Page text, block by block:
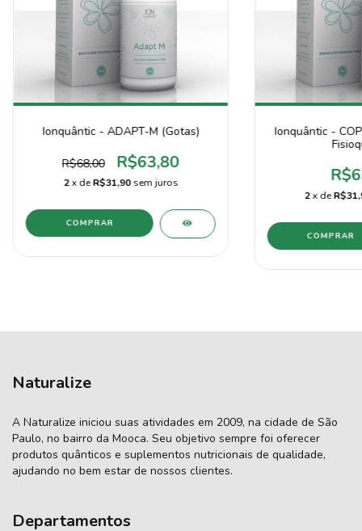
Ionquântic - ADAPT-M (Gotas)
R$68,00 R$63,80
2x deR$31,90 sem juros
Ionquântic -
2x de
Naturalize
A Naturalize iniciou suas atividades em 2009, na cidade de São
Paulo, no bairro da Mooca. Seu objetivo sempre foi oferecer
produtos quânticos e suplementos nutricionais de qualidade,
ajudando no bem estar de nossos clientes.
Departamentos